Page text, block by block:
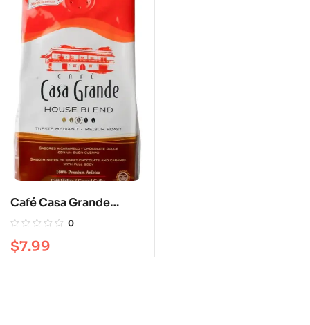
Café Casa Grande
House Blend 12 oz
Tueste mediano
0
$7.99